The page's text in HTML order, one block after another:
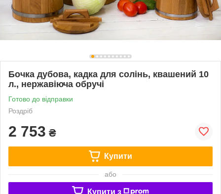
Бочка дубова, кадка для солінь, квашений 10
л., нержавіюча обручі
Готово до відправки
Роздріб
2 753 ₴
Купити
або
Купити з